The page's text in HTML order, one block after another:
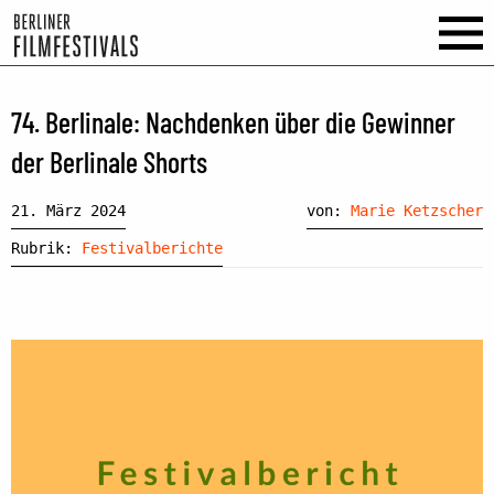
74. Berlinale: Nachdenken über die Gewinner
der Berlinale Shorts
21. März 2024 von: Marie Ketzscher
Rubrik: Festivalberichte